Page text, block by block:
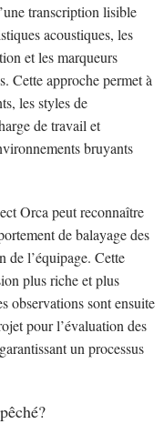
transcription lisible
acoustiques, les
et les marqueurs
Cette approche permet à
les styles de
de travail et
bruyants
Orca peut reconnaître
de balayage des
de l’équipage. Cette
plus riche et plus
observations sont ensuite
pour l’évaluation des
un processus